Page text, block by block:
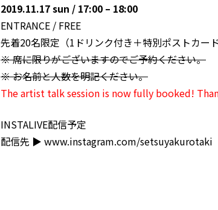
2019.11.17 sun / 17:00 – 18:00
ENTRANCE / FREE
先着20名限定（1ドリンク付き＋特別ポストカー
※ 席に限りがございますのでご予約ください。
※ お名前と人数を明記ください。
The artist talk session is now fully booked!
INSTALIVE配信予定
配信先 ▶︎ www.instagram.com/setsuyakurotaki